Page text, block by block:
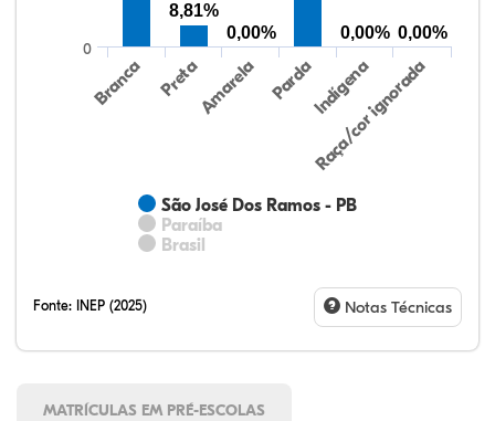
São José Dos Ramos - PB
Paraíba
Brasil
Branca PretaAmarela PardaIndígena
Raça/cor ignorada
0
8,81%
0,00%
0,00% 0,00%
Fonte: INEP (2025) Notas Técnicas
MATRÍCULAS EM PRÉ-ESCOLAS